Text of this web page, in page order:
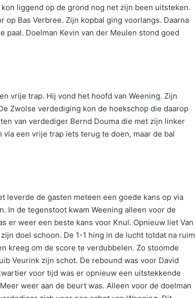
liggend op de grond nog net zijn been uitsteken.
Bas Verbree. Zijn kopbal ging voorlangs. Daarna
paal. Doelman Kevin van der Meulen stond goed
vrije trap. Hij vond het hoofd van Weening. Zijn
Zwolse verdediging kon de hoekschop die daarop
van verdediger Bernd Douma die met zijn linker
een vrije trap iets terug te doen, maar de bal
leverde de gasten meteen een goede kans op via
In de tegenstoot kwam Weening alleen voor de
er weer een beste kans voor Knul. Opnieuw liet Van
doel schoon. De 1-1 hing in de lucht totdat na ruim
kreeg om de score te verdubbelen. Zo stoomde
Veurink zijn schot. De rebound was voor David
voor tijd was er opnieuw een uitstekkende
weer aan de beurt was. Alleen voor de doelman